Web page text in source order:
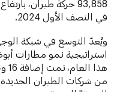
في النصف الأول 2024.
ويُعدّ التوسع في شبكة
استراتيجية نمو مطارات
هذا
من شركات الطيران